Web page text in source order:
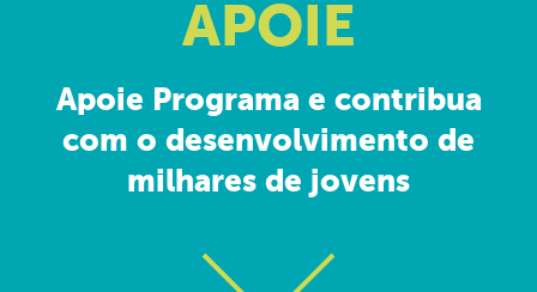
APOIE
Apoie Programa e contribua
com o desenvolvimento de
milhares de jovens